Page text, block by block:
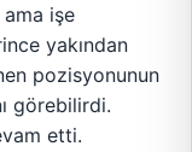
işe
yakından
pozisyonunun
görebilirdi.
etti.